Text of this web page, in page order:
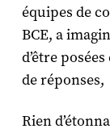
équipes de
BCE, a
d’être
de
Rien